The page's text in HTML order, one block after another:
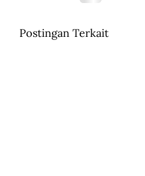
Postingan Terkait